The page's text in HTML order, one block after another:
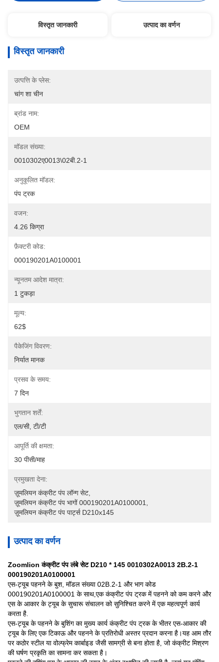
विस्तृत जानकारी उत्पाद का वर्णन
विस्तृत जानकारी
उत्पत्ति के प्लेस:
चांग शा चीन
ब्रांड नाम:
OEM
मॉडल संख्या:
0010302ए0013\02बी.2-1
अनुकूलित मॉडल:
पंप ट्रक
वजन:
4.26 किग्रा
फ़ैक्टरी कोड:
000190201A0100001
न्यूनतम आदेश मात्रा:
1 टुकड़ा
मूल्य:
62$
पैकेजिंग विवरण:
निर्यात मानक
प्रसव के समय:
7 दिन
भुगतान शर्तें:
एल/सी, टी/टी
आपूर्ति की क्षमता:
30 पीसी/माह
प्रमुखता देना:
ज़ूमलियन कंक्रीट पंप लॉन्ग सेट
ज़ूमलियन कंक्रीट पंप भागों 000190201A0100001
ज़ूमलियन कंक्रीट पंप पार्ट्स D210x145
उत्पाद का वर्णन
Zoomlion कंक्रीट पंप लंबे सेट D210 * 145 0010302A0013 2B.2-1
000190201A0100001
एस-ट्यूब पहनने के बुश, मॉडल संख्या 02B.2-1 और भाग कोड
000190201A0100001 के साथ,एक कंक्रीट पंप ट्रक में पहनने को कम करने और
एस के आकार के ट्यूब के सुचारू संचालन को सुनिश्चित करने में एक महत्वपूर्ण कार्य
करता है.
एस-ट्यूब के पहनने के बुशिंग का मुख्य कार्य कंक्रीट पंप ट्रक के भीतर एस-आकार की
ट्यूब के लिए एक टिकाऊ और पहनने के प्रतिरोधी अस्तर प्रदान करना है।यह आम तौर
पर कठोर स्टील या वोल्फ्रेम कार्बाइड जैसी सामग्री से बना होता है, जो कंक्रीट मिश्रण
की घर्षण प्रकृति का सामना कर सकता है।